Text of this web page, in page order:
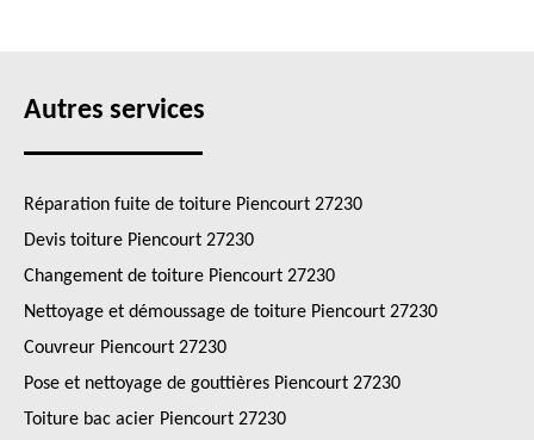
Autres services
Réparation fuite de toiture Piencourt 27230
Devis toiture Piencourt 27230
Changement de toiture Piencourt 27230
Nettoyage et démoussage de toiture Piencourt 27230
Couvreur Piencourt 27230
Pose et nettoyage de gouttières Piencourt 27230
Toiture bac acier Piencourt 27230